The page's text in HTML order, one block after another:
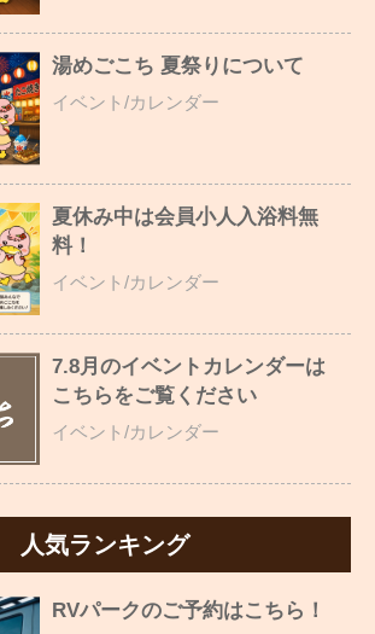
湯めごこち 夏祭りについて
イベント/カレンダー
夏休み中は会員小人入浴料無
料！
イベント/カレンダー
7.8月のイベントカレンダーは
こちらをご覧ください
イベント/カレンダー
人気ランキング
RVパークのご予約はこちら！